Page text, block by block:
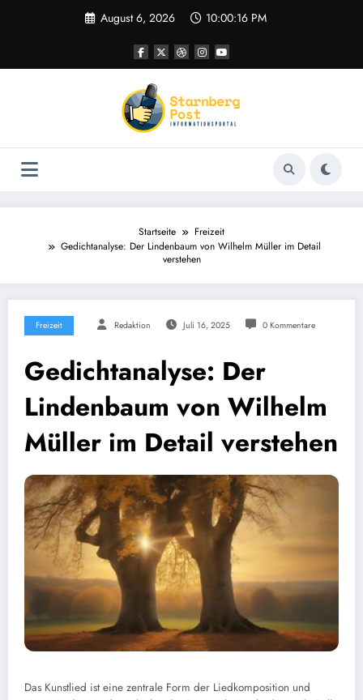
August 6, 2026 10:00:17 PM
Startseite
Freizeit
Gedichtanalyse: Der Lindenbaum von Wilhelm Müller im Detail
verstehen
Freizeit Redaktion Juli 16, 2025 0 Kommentare
Gedichtanalyse: Der
Lindenbaum von Wilhelm
Müller im Detail verstehen
Das Kunstlied ist eine zentrale Form der Liedkomposition und